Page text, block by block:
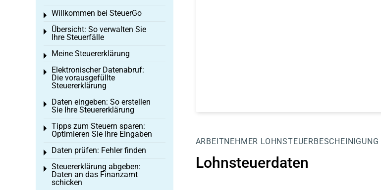
ARBEITNEHMER LOHNSTEUERBESCHEINIGUNG
Lohnsteuerdaten
Willkommen bei SteuerGo
Toggle menu
Übersicht: So verwalten Sie
Ihre Steuerfälle
Toggle menu
Meine Steuererklärung
Toggle menu
Elektronischer Datenabruf:
Die vorausgefüllte
Steuererklärung
Toggle menu
Daten eingeben: So erstellen
Sie Ihre Steuererklärung
Toggle menu
Tipps zum Steuern sparen:
Optimieren Sie Ihre Eingaben
Toggle menu
Daten prüfen: Fehler finden
Toggle menu
Steuererklärung abgeben:
Daten an das Finanzamt
schicken
Toggle menu